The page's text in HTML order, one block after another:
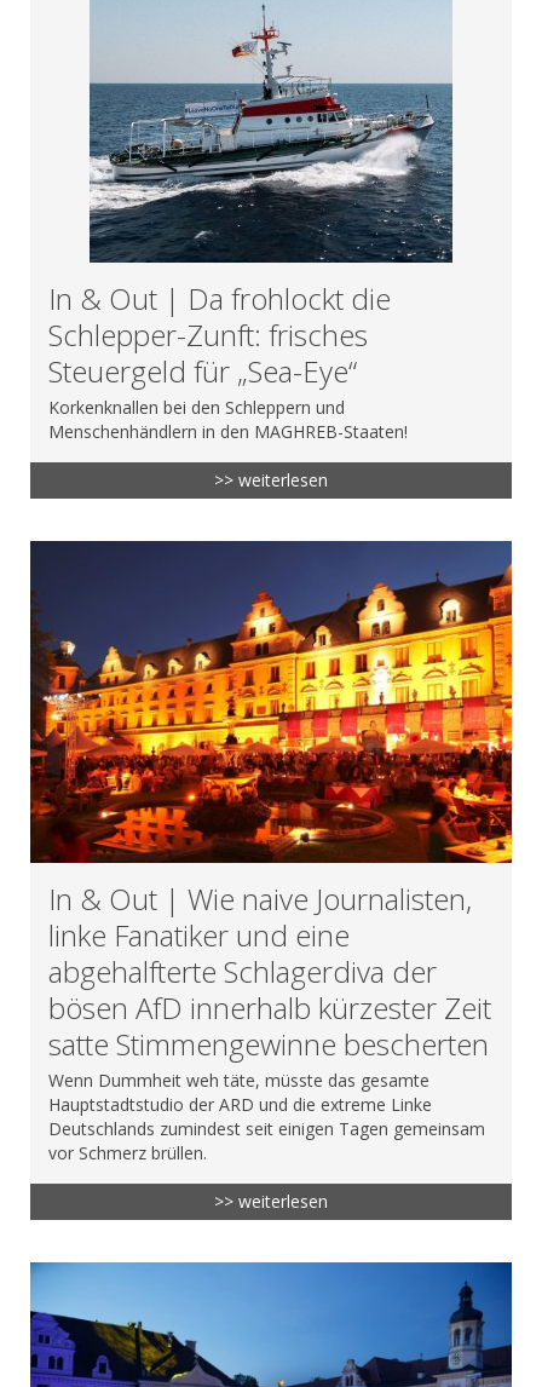
In & Out | Da frohlockt die
Schlepper-Zunft: frisches
Steuergeld für „Sea-Eye“
Korkenknallen bei den Schleppern und
Menschenhändlern in den MAGHREB-Staaten!
>> weiterlesen
In & Out | Wie naive Journalisten,
linke Fanatiker und eine
abgehalfterte Schlagerdiva der
bösen AfD innerhalb kürzester Zeit
satte Stimmengewinne bescherten
Wenn Dummheit weh täte, müsste das gesamte
Hauptstadtstudio der ARD und die extreme Linke
Deutschlands zumindest seit einigen Tagen gemeinsam
vor Schmerz brüllen.
>> weiterlesen